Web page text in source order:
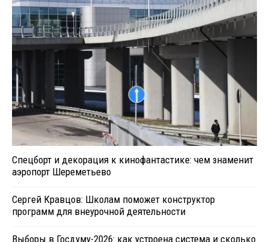
Спецборт и декорация к кинофантастике: чем знаменит
аэропорт Шереметьево
Сергей Кравцов: Школам поможет конструктор
программ для внеурочной деятельности
Выборы в Госдуму-2026: как устроена система и сколько